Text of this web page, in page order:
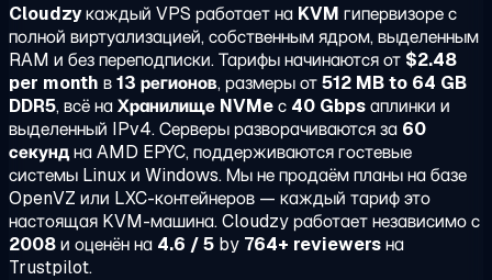
Cloudzyкаждый VPS работает на KVM гипервизоре с
полной виртуализацией, собственным ядром, выделенным
RAM и без переподписки. Тарифы начинаются от $2.48
per month в13 регионов, размеры от512 MB to 64 GB
DDR5, всё наХранилище NVMeс 40 Gbpsаплинки и
выделенный IPv4. Серверы разворачиваются за 60
секундна AMD EPYC, поддерживаются гостевые
системы Linux и Windows. Мы не продаём планы на базе
OpenVZ или LXC-контейнеров — каждый тариф это
настоящая KVM-машина. Cloudzy работает независимо с
2008и оценён на 4.6 / 5 by 764+ reviewersна
Trustpilot.